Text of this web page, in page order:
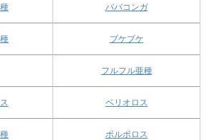
ババコンガ
プケプケ
フルフル亜種
ベリオロス
ボルボロス